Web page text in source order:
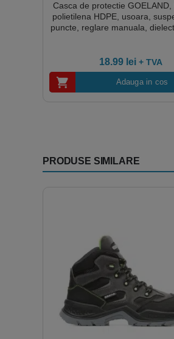
Casca de protectie GOELAND,
polietilena HDPE, usoara,
puncte, reglare manuala,
18.99 lei + TVA
Adauga in cos
PRODUSE SIMILARE